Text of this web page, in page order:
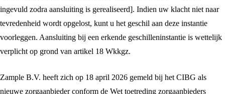
ingevuld zodra aansluiting is gerealiseerd]. Indien uw klacht niet naar
tevredenheid wordt opgelost, kunt u het geschil aan deze instantie
voorleggen. Aansluiting bij een erkende geschilleninstantie is wettelijk
verplicht op grond van artikel 18 Wkkgz.
Zample B.V. heeft zich op 18 april 2026 gemeld bij het CIBG als
nieuwe zorgaanbieder conform de Wet toetreding zorgaanbieders